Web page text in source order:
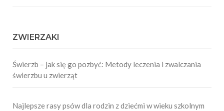
ZWIERZAKI
Świerzb – jak się go pozbyć: Metody leczenia i zwalczania
świerzbu u zwierząt
Najlepsze rasy psów dla rodzin z dziećmi w wieku szkolnym